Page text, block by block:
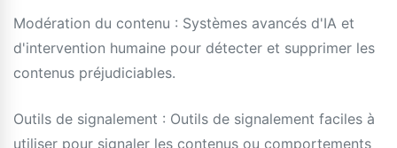
Modération du contenu : Systèmes avancés d'IA et
d'intervention humaine pour détecter et supprimer les
contenus préjudiciables.
Outils de signalement : Outils de signalement faciles à
utiliser pour signaler les contenus ou comportements